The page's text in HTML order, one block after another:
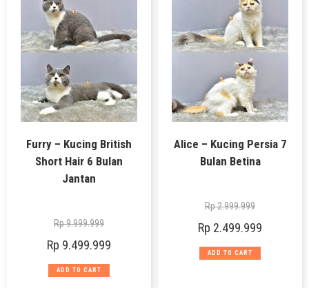
Furry – Kucing British
Short Hair 6 Bulan
Jantan
Rp9.999.999
Rp 9.499.999
ADD TO CART
Alice – Kucing Persia 7
Bulan Betina
Rp2.999.999
Rp 2.499.999
ADD TO CART